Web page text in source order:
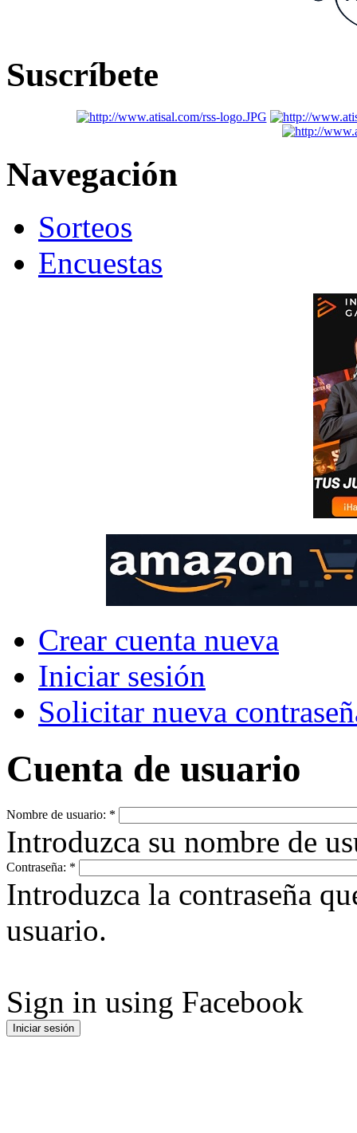
Suscríbete
Navegación
Sorteos
Encuestas
Crear cuenta nueva
Iniciar sesión
Solicitar nueva
Cuenta de usuario
Nombre de usuario: *
Introduzca su nombre de
Contraseña: *
Introduzca la contraseña
usuario.
Sign in using Facebook